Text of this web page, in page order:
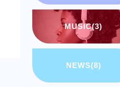
MUSIC(3)
NEWS(8)